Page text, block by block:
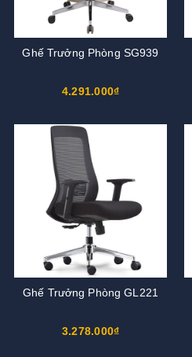
Ghế Trưởng Phòng SG939
4.291.000₫
Ghế Trưởng Phòng GL221
3.278.000₫